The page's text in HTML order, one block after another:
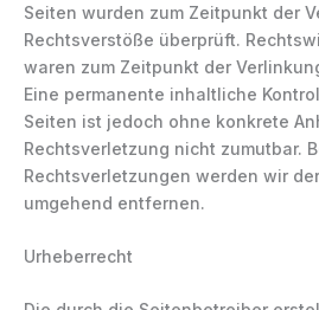
Seiten wurden zum Zeitpunkt der
Rechtsverstöße überprüft.
waren zum Zeitpunkt der
Eine permanente inhaltliche
Seiten ist jedoch ohne konkrete
Rechtsverletzung nicht zumutbar.
Rechtsverletzungen werden wir
umgehend entfernen.
Urheberrecht